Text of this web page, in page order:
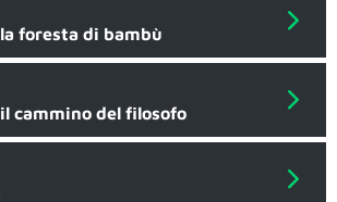
foresta di bambù
cammino del filosofo